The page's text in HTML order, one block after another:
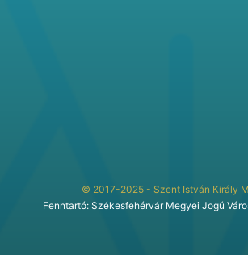
© 2017-2025 - Szent István Király
Fenntartó: Székesfehérvár Megyei Jogú